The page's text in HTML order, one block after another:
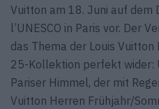
Vuitton am 18. Juni auf dem
l’UNESCO in Paris vor. Der
das Thema der Louis
25-Kollektion perfekt wider:
Pariser Himmel, der mit
Vuitton Herren Frühjahr/